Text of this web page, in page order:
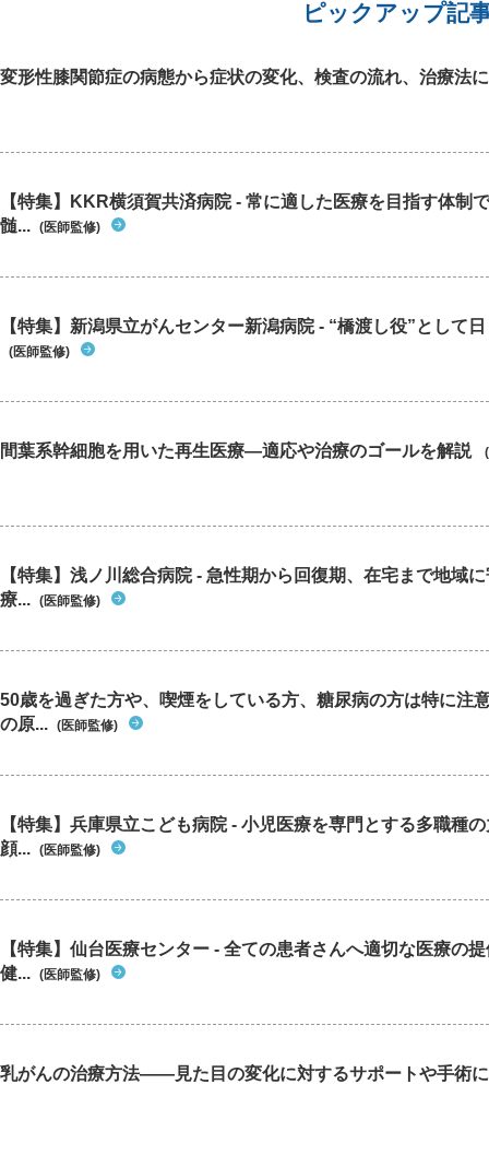
ピックアップ記
変形性膝関節症の病態から症状の変化、検査の流れ、治療法
【特集】KKR横須賀共済病院 - 常に適した医療を目指す体制
髄... (医師監修)
【特集】新潟県立がんセンター新潟病院 - “橋渡し役”として
(医師監修)
間葉系幹細胞を用いた再生医療―適応や治療のゴールを解説
【特集】浅ノ川総合病院 - 急性期から回復期、在宅まで地域
療... (医師監修)
50歳を過ぎた方や、喫煙をしている方、糖尿病の方は特に注
の原... (医師監修)
【特集】兵庫県立こども病院 - 小児医療を専門とする多職種
顔... (医師監修)
【特集】仙台医療センター - 全ての患者さんへ適切な医療の
健... (医師監修)
乳がんの治療方法――見た目の変化に対するサポートや手術